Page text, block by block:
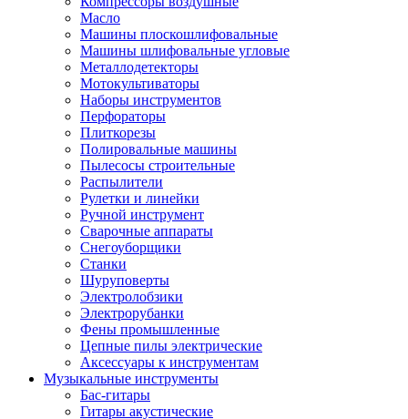
Масло
Машины плоскошлифовальные
Машины шлифовальные угловые
Металлодетекторы
Мотокультиваторы
Наборы инструментов
Перфораторы
Плиткорезы
Полировальные машины
Пылесосы строительные
Распылители
Рулетки и линейки
Ручной инструмент
Сварочные аппараты
Снегоуборщики
Станки
Шуруповерты
Электролобзики
Электрорубанки
Фены промышленные
Цепные пилы электрические
Аксессуары к инструментам
Музыкальные инструменты
Бас-гитары
Гитары акустические